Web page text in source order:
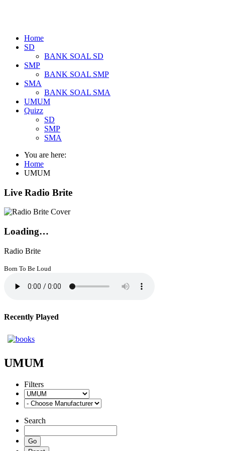
Home
SD
BANK SOAL SD
SMP
BANK SOAL SMP
SMA
BANK SOAL SMA
UMUM
Quizz
SD
SMP
SMA
You are here:
Home
UMUM
Live Radio Brite
Loading…
Radio Brite
Born To Be Loud
Recently Played
UMUM
Filters
Search